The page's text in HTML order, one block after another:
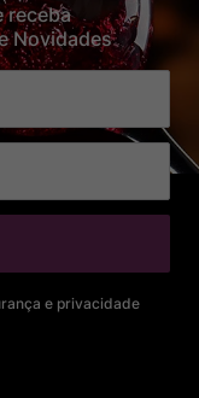
receba
Novidades
e privacidade